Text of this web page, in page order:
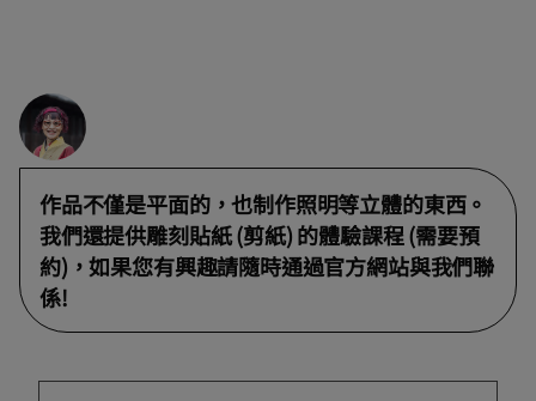
作品不僅是平面的，也制作照明等立體的東西。
我們還提供雕刻貼紙 (剪紙) 的體驗課程 (需要預
約)，如果您有興趣請隨時通過官方網站與我們聯
係!